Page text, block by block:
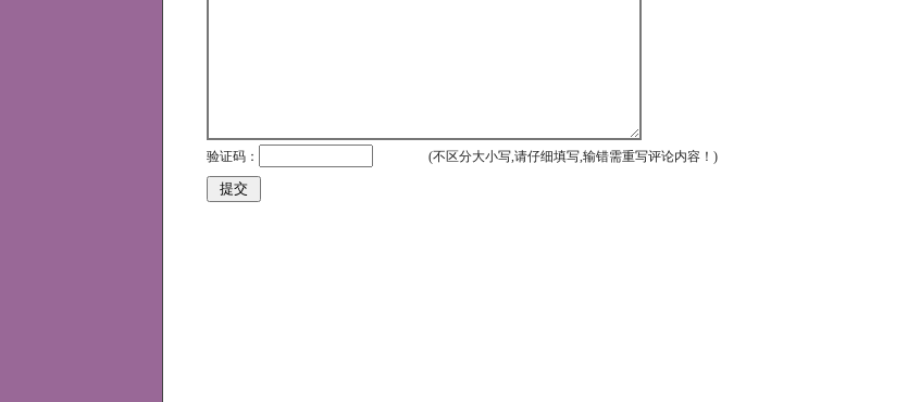
验证码： (不区分大小写,请仔细填写,输错需重写评论内容！)